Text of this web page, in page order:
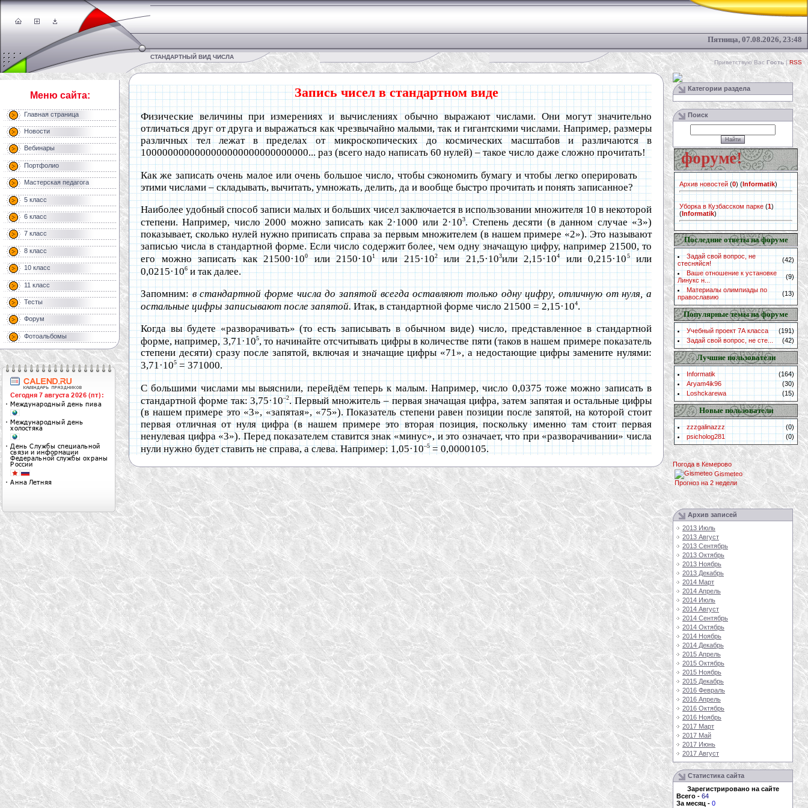
Пятница, 07.08.2026, 23:48
СТАНДАРТНЫЙ ВИД ЧИСЛА
Приветствую Вас Гость|RSS
Меню сайта:
Главная страница
Новости
Вебинары
Портфолио
Мастерская педагога
5 класс
6 класс
7 класс
8 класс
10 класс
11 класс
Тесты
Форум
Фотоальбомы
Запись чисел в стандартном виде
Физические величины при измерениях и вычислениях обычно выражают числами. Они могут значительно
отличаться друг от друга и выражаться как чрезвычайно малыми, так и гигантскими числами. Например, размеры
различных тел лежат в пределах от микроскопических до космических масштабов и различаются в
1000000000000000000000000000000... раз (всего надо написать 60 нулей) – такое число даже сложно прочитать!
Как же записать очень малое или очень большое число, чтобы сэкономить бумагу и чтобы легко оперировать
этими числами – складывать, вычитать, умножать, делить, да и вообще быстро прочитать и понять записанное?
Наиболее удобный способ записи малых и больших чисел заключается в использовании множителя 10 в некоторой
степени. Например, число 2000 можно записать как 2·1000 или 2·103. Степень десяти (в данном случае «3»)
показывает, сколько нулей нужно приписать справа за первым множителем (в нашем примере «2»). Это называют
записью числа в стандартной форме. Если число содержит более, чем одну значащую цифру, например 21500, то
его можно записать как 21500·100или 2150·101или 215·102или 21,5·103или 2,15·104или 0,215·105или
0,0215·106и так далее.
Запомним:в стандартной форме числа до запятой всегда оставляют только одну цифру, отличную от нуля, а
остальные цифры записывают после запятой.Итак, в стандартной форме число 21500 = 2,15·104.
Когда вы будете «разворачивать» (то есть записывать в обычном виде) число, представленное в стандартной
форме, например, 3,71·105, то начинайте отсчитывать цифры в количестве пяти (таков в нашем примере показатель
степени десяти) сразу после запятой, включая и значащие цифры «71», а недостающие цифры замените нулями:
3,71·105= 371000.
С большими числами мы выяснили, перейдём теперь к малым. Например, число 0,0375 тоже можно записать в
стандартной форме так: 3,75·10–2. Первый множитель – первая значащая цифра, затем запятая и остальные цифры
(в нашем примере это «3», «запятая», «75»). Показатель степени равен позиции после запятой, на которой стоит
первая отличная от нуля цифра (в нашем примере это вторая позиция, поскольку именно там стоит первая
ненулевая цифра «3»). Перед показателем ставится знак «минус», и это означает, что при «разворачивании» числа
нули нужно будет ставить не справа, а слева. Например: 1,05·10–5= 0,0000105.
Категории раздела
Поиск
Задай свой вопрос на форуме!
Архив новостей (0) (Informatik)
Уборка в Кузбасском парке (1)
(Informatik)
Последние ответы на форуме
Задай свой вопрос, не
стесняйся!
(42)
Ваше отношение к установке
Линукс н...
(9)
Материалы олимпиады по
православию
(13)
Популярные темы на форуме
Учебный проект 7А класса
(191)
Задай свой вопрос, не сте...
(42)
Лучшие пользователи
Informatik
(164)
Aryam4ik96
(30)
Loshckarewa
(15)
Новые пользователи
zzzgalinazzz
(0)
psicholog281
(0)
Погода в Кемерово
Gismeteo
Прогноз на 2 недели
Архив записей
2013 Июль
2013 Август
2013 Сентябрь
2013 Октябрь
2013 Ноябрь
2013 Декабрь
2014 Март
2014 Апрель
2014 Июль
2014 Август
2014 Сентябрь
2014 Октябрь
2014 Ноябрь
2014 Декабрь
2015 Апрель
2015 Октябрь
2015 Ноябрь
2015 Декабрь
2016 Февраль
2016 Апрель
2016 Октябрь
2016 Ноябрь
2017 Март
2017 Май
2017 Июнь
2017 Август
Статистика сайта
Зарегистрировано на сайте
Всего - 64
За месяц - 0